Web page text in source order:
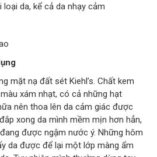
loại da, kể cả da nhạy cảm
mặt nạ đất sét Kiehl’s. Chất kem
xám nhạt, có cả những hạt
nên thoa lên da cảm giác được
xong da mình mềm mịn hơn hẳn,
được ngậm nước ý. Những hôm
da được để lại một lớp màng ẩm